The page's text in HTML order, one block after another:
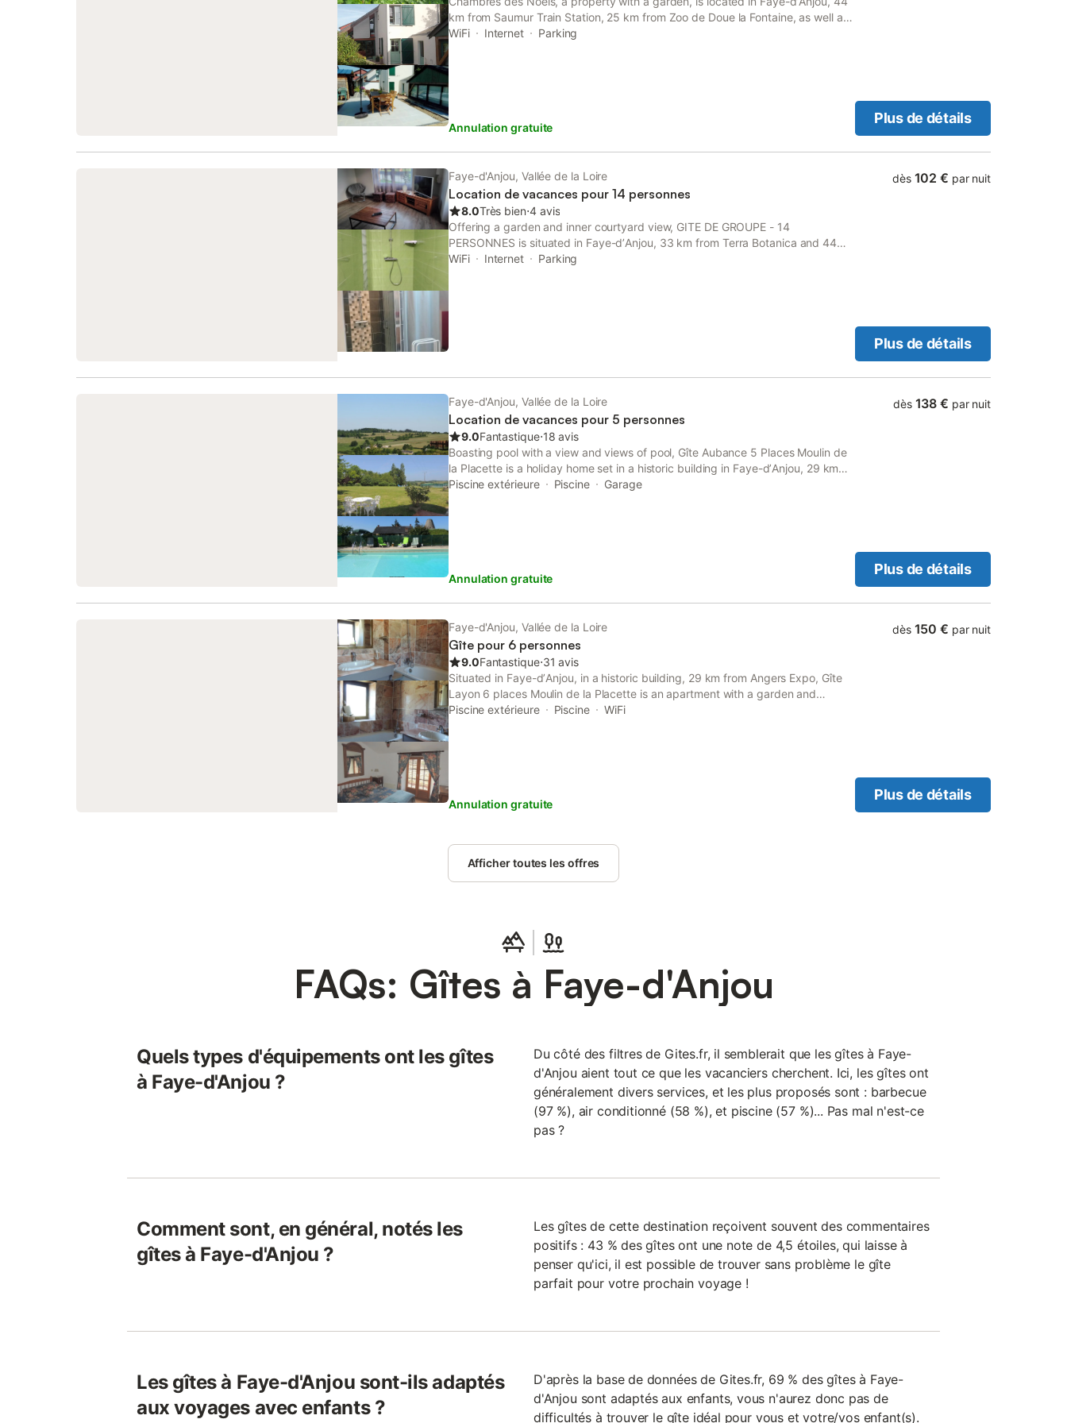
km from Saumur Train Station, 25 km from Zoo de Doue la Fontaine, as well as
26 km from Stade Jean-Bouin.
WiFi Internet Parking
Annulation gratuite
Plus de détails
Faye-d'Anjou, Vallée de la Loire
Location de vacances pour 14 personnes
8.0Très bien⋅4 avis
Offering a garden and inner courtyard view, GITE DE GROUPE - 14
PERSONNES is situated in Faye-dʼAnjou, 33 km from Terra Botanica and 44
km from Saumur Train Station.
WiFi Internet Parking
dès 102 € par nuit
Plus de détails
Faye-d'Anjou, Vallée de la Loire
Location de vacances pour 5 personnes
9.0Fantastique⋅18 avis
Boasting pool with a view and views of pool, Gîte Aubance 5 Places Moulin de
la Placette is a holiday home set in a historic building in Faye-dʼAnjou, 29 km
from Angers Expo.
Piscine extérieure Piscine Garage
Annulation gratuite
dès 138 € par nuit
Plus de détails
Faye-d'Anjou, Vallée de la Loire
Gîte pour 6 personnes
9.0Fantastique⋅31 avis
Situated in Faye-dʼAnjou, in a historic building, 29 km from Angers Expo, Gîte
Layon 6 places Moulin de la Placette is an apartment with a garden and
barbecue facilities. This property offers access to a terrace, free private
Piscine extérieure Piscine WiFi
Annulation gratuite
dès 150 € par nuit
Plus de détails
Afficher toutes les offres
FAQs: Gîtes à Faye-d'Anjou
Quels types d'équipements ont les gîtes
à Faye-d'Anjou ?
Du côté des filtres de Gites.fr, il semblerait que les gîtes à Faye-
d'Anjou aient tout ce que les vacanciers cherchent. Ici, les gîtes ont
généralement divers services, et les plus proposés sont : barbecue
(97 %), air conditionné (58 %), et piscine (57 %)... Pas mal n'est-ce
pas ?
Comment sont, en général, notés les
gîtes à Faye-d'Anjou ?
Les gîtes de cette destination reçoivent souvent des commentaires
positifs : 43 % des gîtes ont une note de 4,5 étoiles, qui laisse à
penser qu'ici, il est possible de trouver sans problème le gîte
parfait pour votre prochain voyage !
Les gîtes à Faye-d'Anjou sont-ils adaptés
aux voyages avec enfants ?
D'après la base de données de Gites.fr, 69 % des gîtes à Faye-
d'Anjou sont adaptés aux enfants, vous n'aurez donc pas de
difficultés à trouver le gîte idéal pour vous et votre/vos enfant(s).